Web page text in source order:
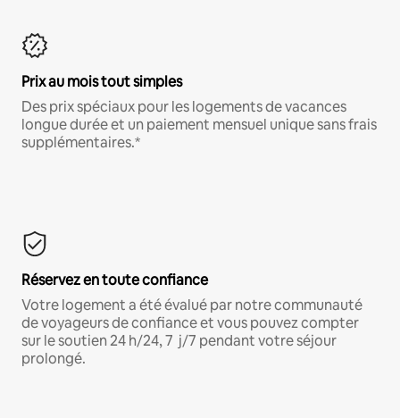
Prix au mois tout simples
Des prix spéciaux pour les logements de vacances
longue durée et un paiement mensuel unique sans frais
supplémentaires.*
Réservez en toute confiance
Votre logement a été évalué par notre communauté
de voyageurs de confiance et vous pouvez compter
sur le soutien 24 h/24, 7 j/7 pendant votre séjour
prolongé.